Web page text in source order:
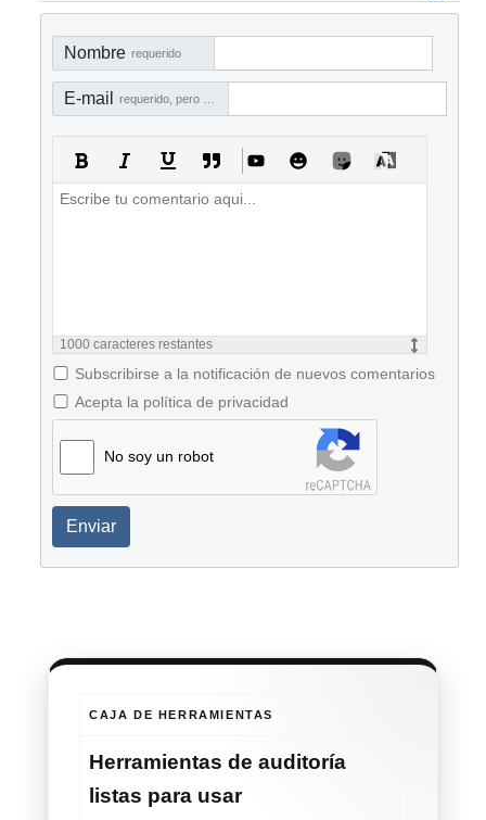
Nombre requerido
E-mail
1000 caracteres restantes
Subscribirse a la notificación de nuevos comentarios
Acepta la política de privacidad
No soy un robot
Enviar
CAJA DE HERRAMIENTAS
Herramientas de auditoría
listas para usar